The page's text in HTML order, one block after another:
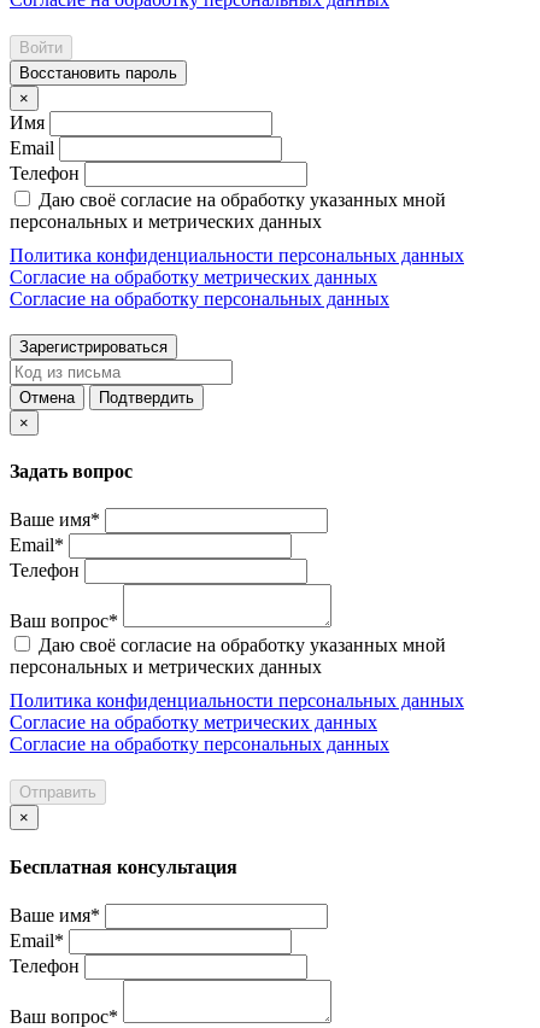
Войти
Восстановить пароль
×
Имя
Email
Телефон
Даю своё согласие на обработку указанных мной
персональных и метрических данных
Политика конфиденциальности персональных данных
Согласие на обработку метрических данных
Согласие на обработку персональных данных
Зарегистрироваться
Отмена
Подтвердить
×
Задать вопрос
Ваше имя*
Email*
Телефон
Ваш вопрос*
Даю своё согласие на обработку указанных мной
персональных и метрических данных
Политика конфиденциальности персональных данных
Согласие на обработку метрических данных
Согласие на обработку персональных данных
Отправить
×
Бесплатная консультация
Ваше имя*
Email*
Телефон
Ваш вопрос*